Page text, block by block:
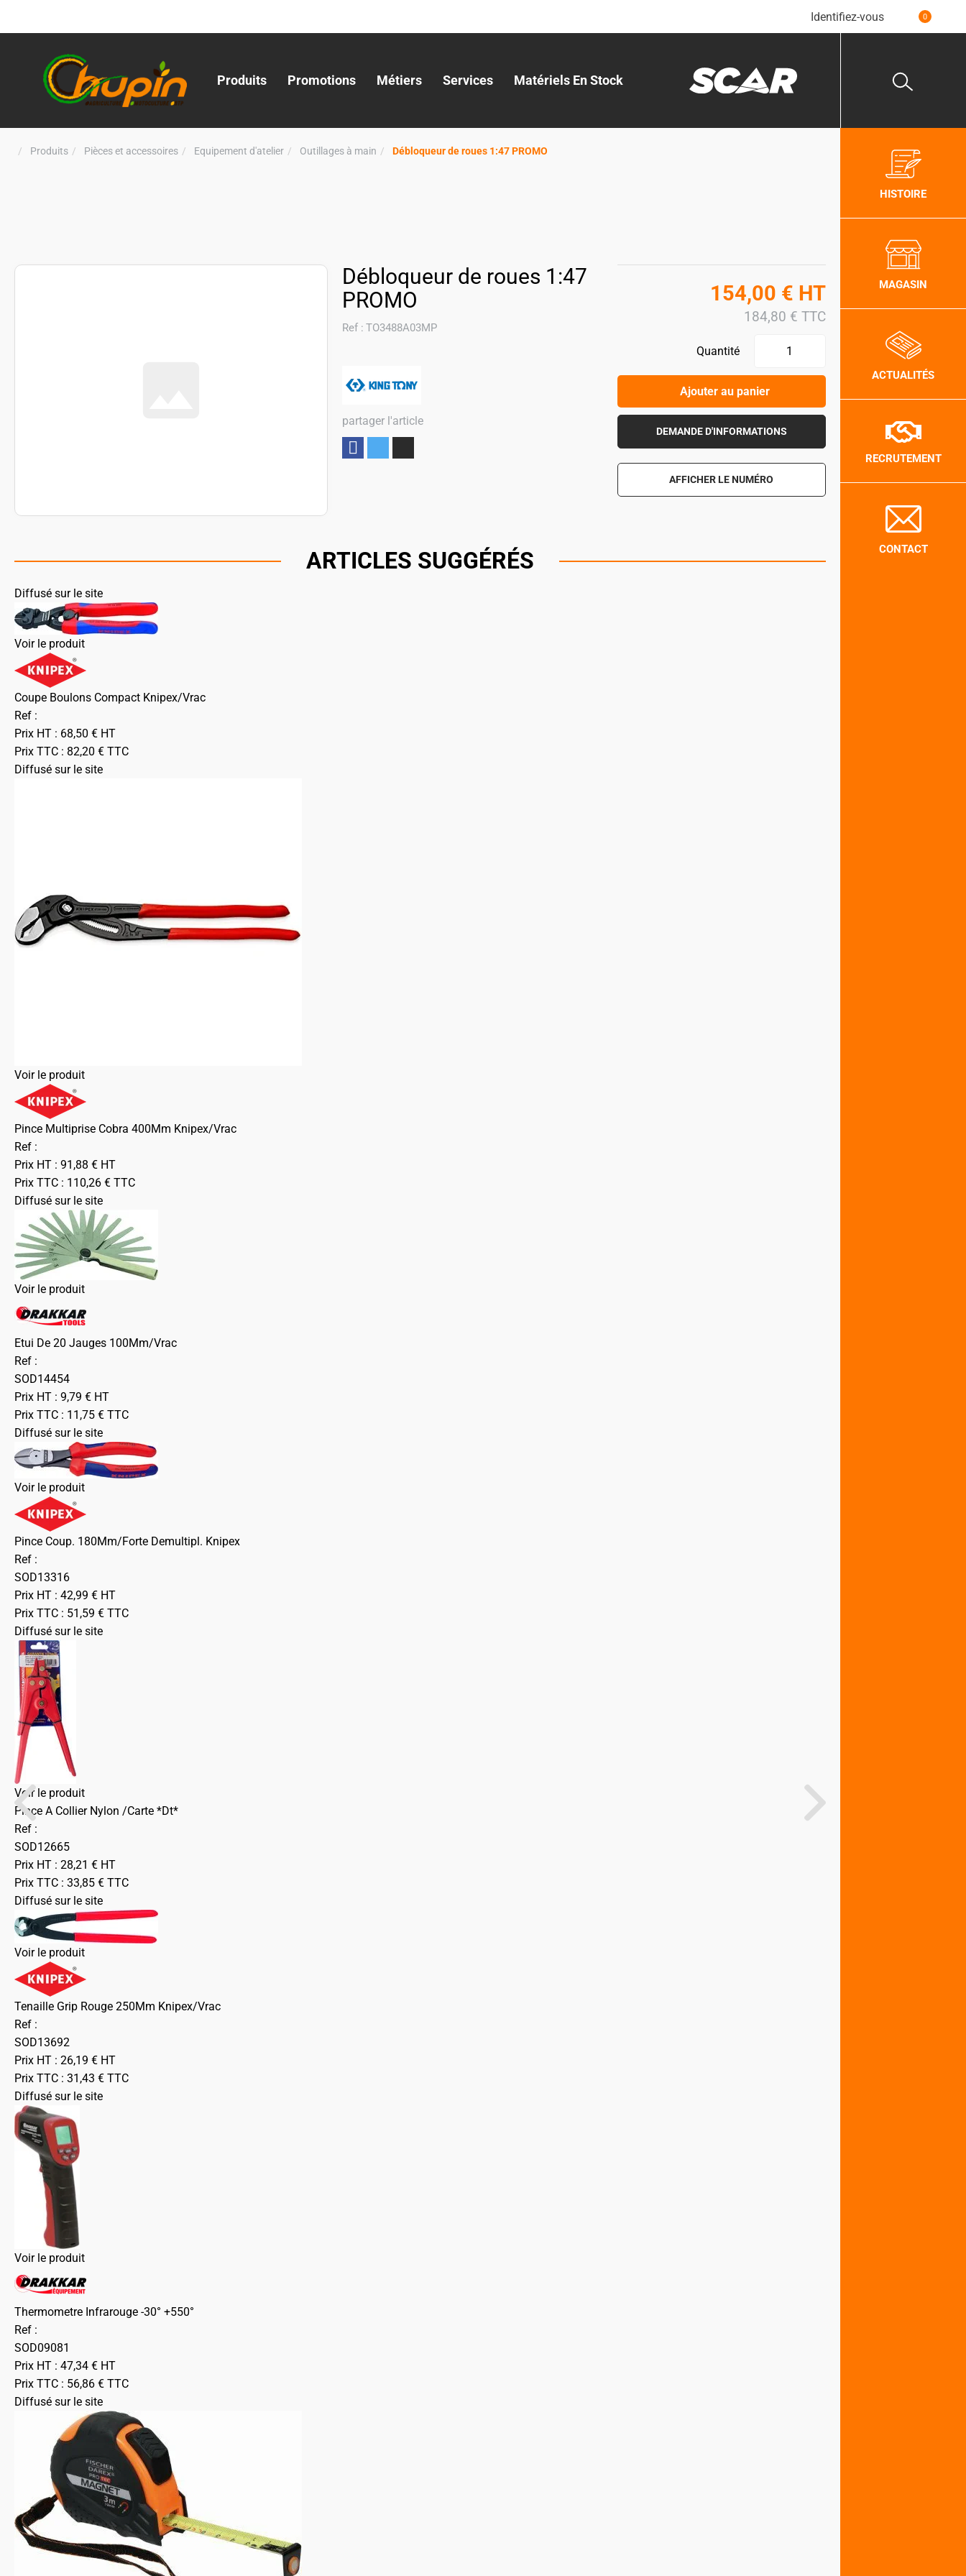
Identifiez-vous 0
Produits Promotions Métiers Services Matériels En Stock
Produits Pièces et accessoires Equipement d'atelier Outillages à main Débloqueur de roues 1:47 PROMO
Débloqueur de roues 1:47
PROMO
Ref : TO3488A03MP
partager l'article
154,00 € HT
184,80 € TTC
Quantité
Ajouter au panier
DEMANDE D'INFORMATIONS
AFFICHER LE NUMÉRO
ARTICLES SUGGÉRÉS
Diffusé sur le site
Voir le produit
Coupe Boulons Compact Knipex/Vrac
Ref :
Prix HT : 68,50 € HT
Prix TTC : 82,20 € TTC
Diffusé sur le site
Voir le produit
Pince Multiprise Cobra 400Mm Knipex/Vrac
Ref :
Prix HT : 91,88 € HT
Prix TTC : 110,26 € TTC
Diffusé sur le site
Voir le produit
Etui De 20 Jauges 100Mm/Vrac
Ref :
SOD14454
Prix HT : 9,79 € HT
Prix TTC : 11,75 € TTC
Diffusé sur le site
Voir le produit
Pince Coup. 180Mm/Forte Demultipl. Knipex
Ref :
SOD13316
Prix HT : 42,99 € HT
Prix TTC : 51,59 € TTC
Diffusé sur le site
Voir le produit
Pince A Collier Nylon /Carte *Dt*
Ref :
SOD12665
Prix HT : 28,21 € HT
Prix TTC : 33,85 € TTC
Diffusé sur le site
Voir le produit
Tenaille Grip Rouge 250Mm Knipex/Vrac
Ref :
SOD13692
Prix HT : 26,19 € HT
Prix TTC : 31,43 € TTC
Diffusé sur le site
Voir le produit
Thermometre Infrarouge -30° +550°
Ref :
SOD09081
Prix HT : 47,34 € HT
Prix TTC : 56,86 € TTC
Diffusé sur le site
HISTOIRE
MAGASIN
ACTUALITÉS
RECRUTEMENT
CONTACT